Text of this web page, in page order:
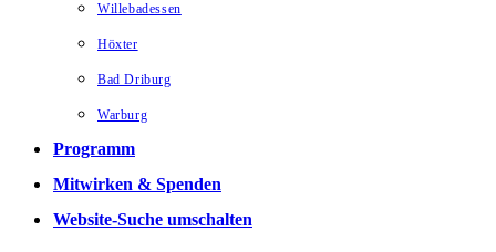
Willebadessen
Höxter
Bad Driburg
Warburg
Programm
Mitwirken & Spenden
Website-Suche umschalten